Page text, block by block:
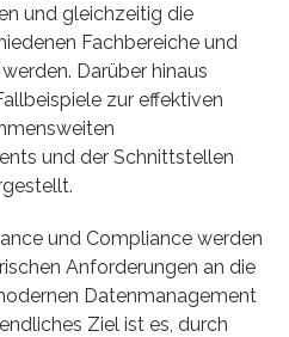
und gleichzeitig die
Fachbereiche und
Darüber hinaus
zur effektiven
und der Schnittstellen
und Compliance werden
Anforderungen an die
Datenmanagement
Ziel ist es, durch